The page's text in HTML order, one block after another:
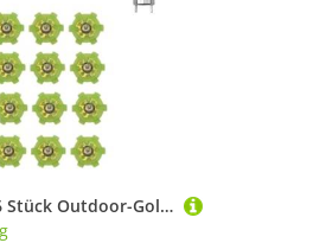
Itkcozcg 16 Stück Outdoor-Golfschuh-Spikes, Ersatz-Nieten, rutschfeste Spikes, schnelle Drehung, Stollen, Golfschuhe, Zubehör, schneller Ersatz, Golfschuh-Zubehör